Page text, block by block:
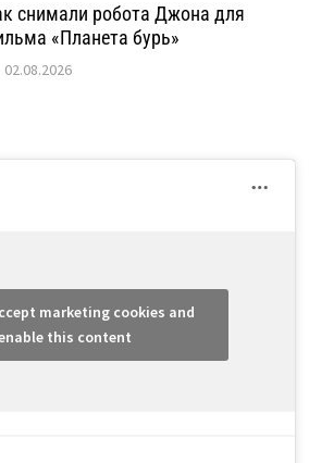
снимали робота Джона для
«Планета бурь»
02.08.2026
marketing cookies and
this content